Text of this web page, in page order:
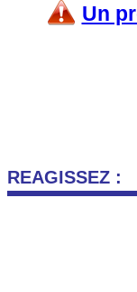
Un
REAGISSEZ :